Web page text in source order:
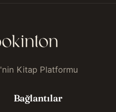
Kitap Platformu
Bağlantılar